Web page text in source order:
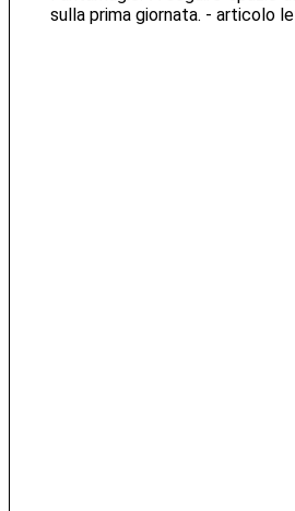
sulla prima giornata. - articolo